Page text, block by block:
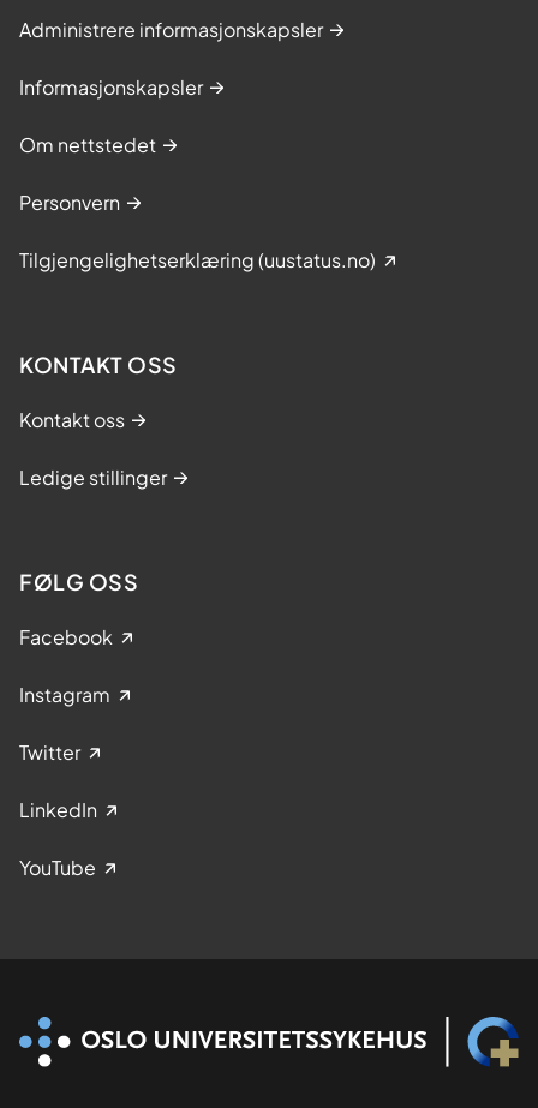
Administrere informasjonskapsler
Informasjonskapsler
Om nettstedet
Personvern
Tilgjengelighetserklæring (uustatus.no)
KONTAKT OSS
Kontakt oss
Ledige stillinger
FØLG OSS
Facebook
Instagram
Twitter
LinkedIn
YouTube